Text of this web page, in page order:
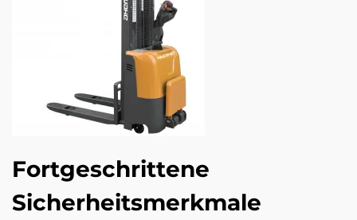
Fortgeschrittene
Sicherheitsmerkmale